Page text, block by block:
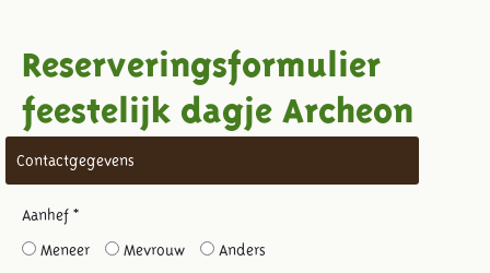
Reserveringsformulier
feestelijk dagje Archeon
Contactgegevens
Aanhef *
Meneer
Mevrouw
Anders